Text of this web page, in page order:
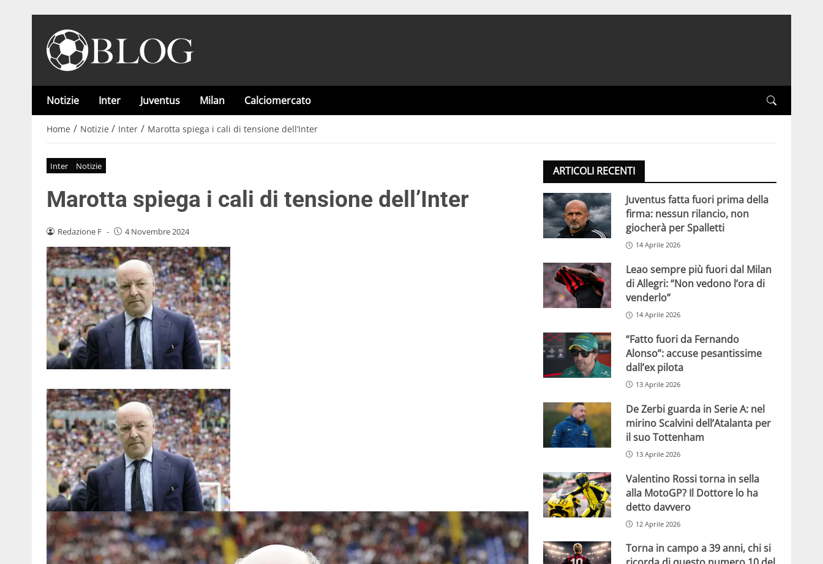
Notizie Inter Juventus Milan Calciomercato
Home / Notizie / Inter / Marotta spiega i cali di tensione dell’Inter
Inter Notizie
Marotta spiega i cali di tensione dell’Inter
Redazione F - 4 Novembre 2024
ARTICOLI RECENTI
Juventus fatta fuori prima della
firma: nessun rilancio, non
giocherà per Spalletti
14 Aprile 2026
Leao sempre più fuori dal Milan
di Allegri: “Non vedono l’ora di
venderlo”
14 Aprile 2026
“Fatto fuori da Fernando
Alonso”: accuse pesantissime
dall’ex pilota
13 Aprile 2026
De Zerbi guarda in Serie A: nel
mirino Scalvini dell’Atalanta per
il suo Tottenham
13 Aprile 2026
Valentino Rossi torna in sella
alla MotoGP? Il Dottore lo ha
detto davvero
12 Aprile 2026
Torna in campo a 39 anni, chi si